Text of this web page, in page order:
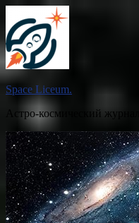
содержимому
Space Liceum.
Астро-космический журнал.